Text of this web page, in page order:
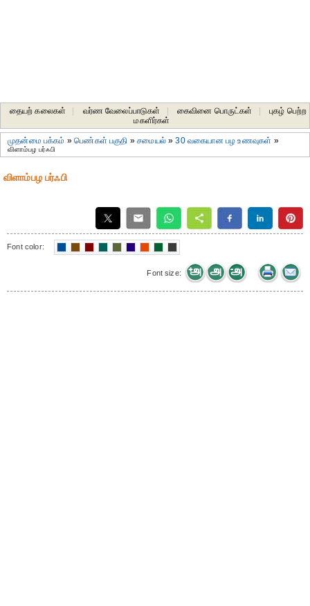
தையற் கலைகள் வர்ண வேலைப்பாடுகள் கைவினை பொருட்கள்
புகழ் பெற்ற
மகளிர்கள்
முதன்மை பக்கம் »பெண்கள் பகுதி »சமையல்»30 வகையான பழ உணவுகள் »
விளாம்பழ பர்ஃபி
விளாம்பழ பர்ஃபி
Font color:
Font size: